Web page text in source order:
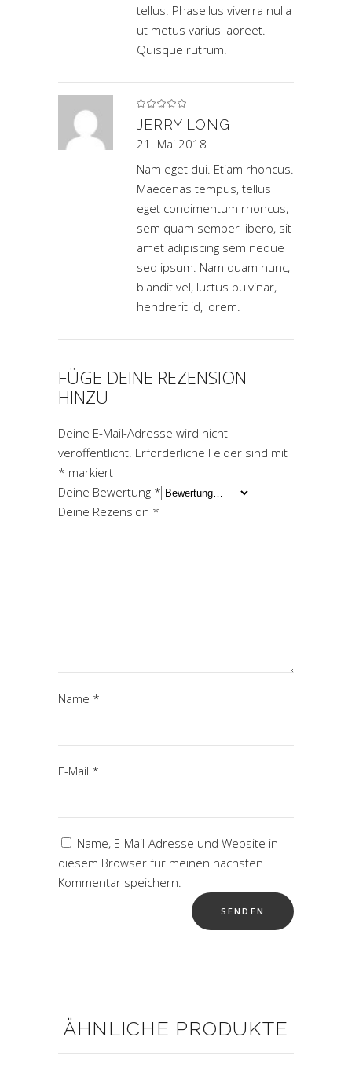
tellus. Phasellus viverra nulla
ut metus varius laoreet.
Quisque rutrum.
von 5
JERRY LONG
21. Mai 2018
Nam eget dui. Etiam rhoncus.
Maecenas tempus, tellus
eget condimentum rhoncus,
sem quam semper libero, sit
amet adipiscing sem neque
sed ipsum. Nam quam nunc,
blandit vel, luctus pulvinar,
hendrerit id, lorem.
FÜGE DEINE REZENSION
HINZU
Deine E-Mail-Adresse wird nicht
veröffentlicht. Erforderliche Felder sind mit
* markiert
Deine Bewertung *
Deine Rezension *
Name *
E-Mail *
Name, E-Mail-Adresse und Website in
diesem Browser für meinen nächsten
Kommentar speichern.
ÄHNLICHE PRODUKTE